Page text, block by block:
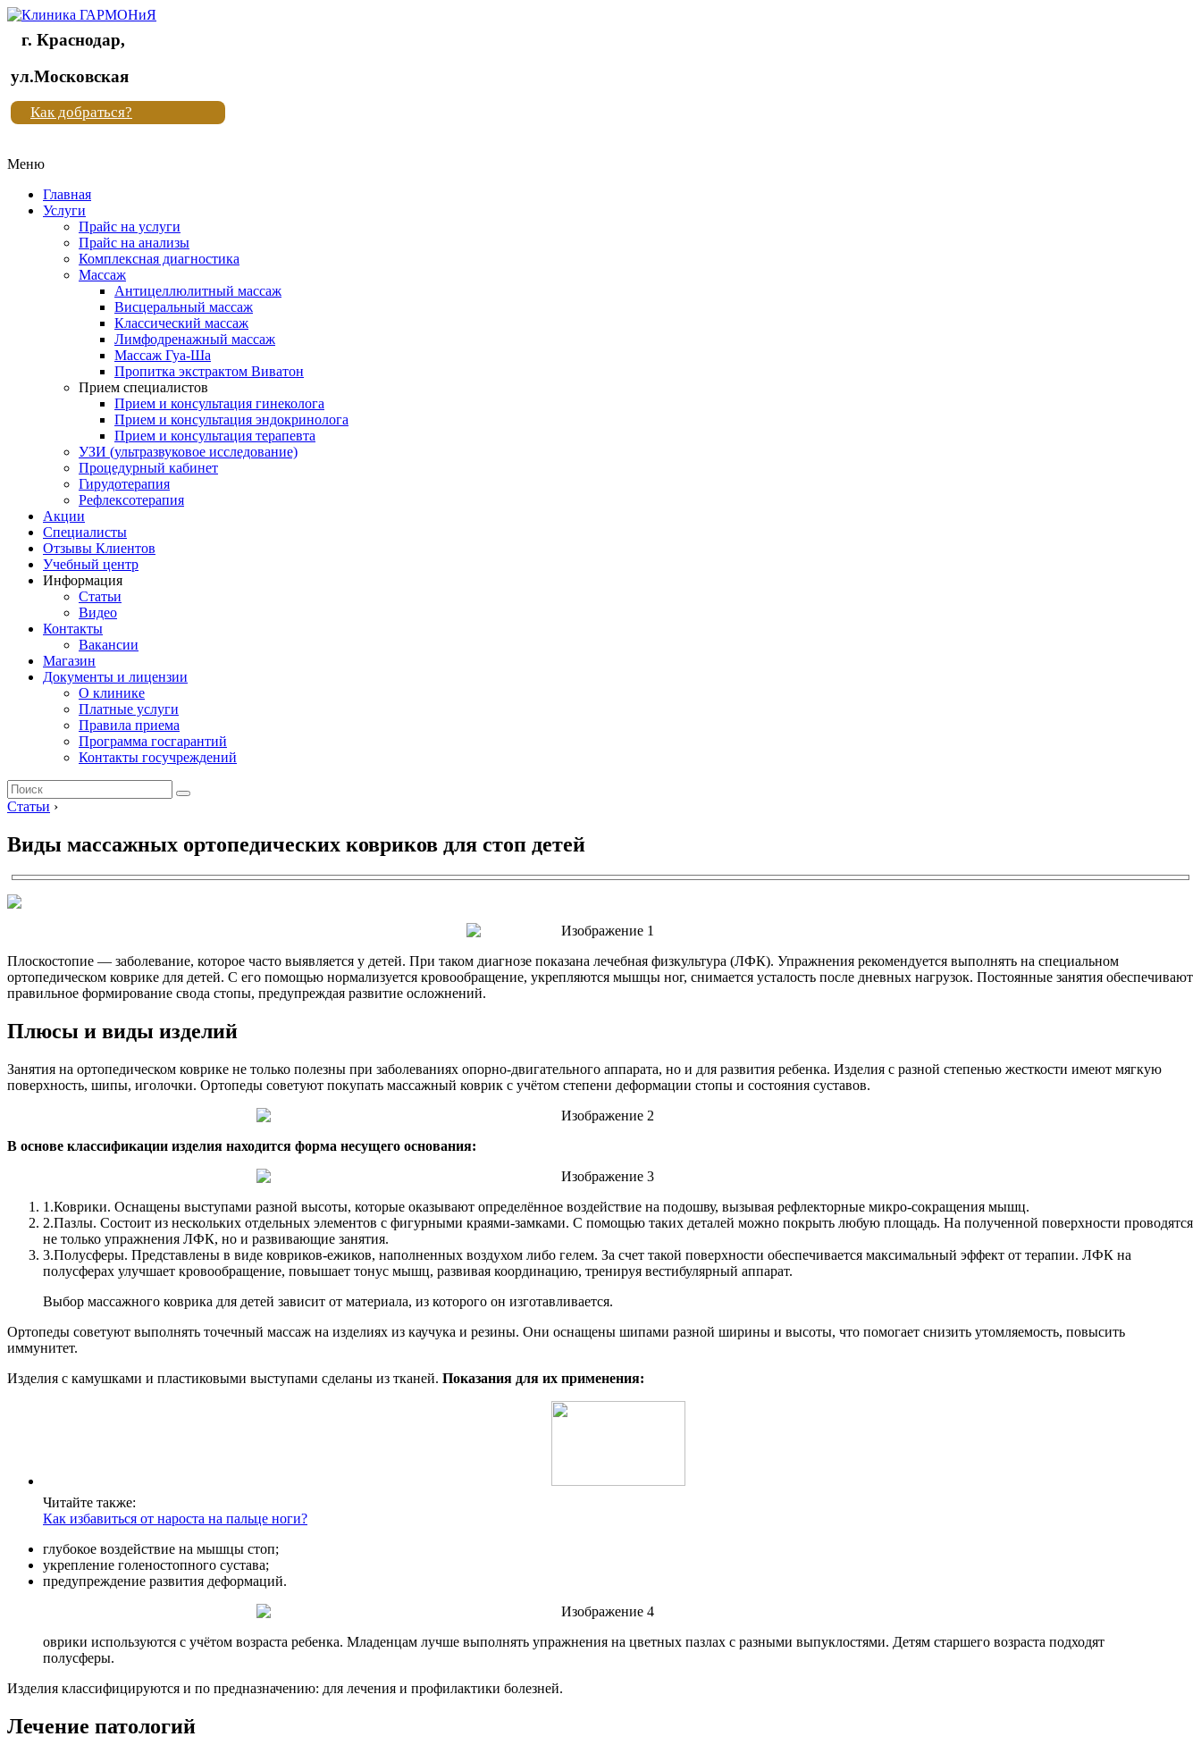
Клиника
"Новая
жизнь"
Клиника
жизнь"
г. Краснодар,
ул.Московская
Как добраться?
Меню
Главная
Услуги
Прайс на услуги
Прайс на анализы
Комплексная диагностика
Массаж
Антицеллюлитный массаж
Висцеральный массаж
Классический массаж
Лимфодренажный массаж
Массаж Гуа-Ша
Пропитка экстрактом Виватон
Прием специалистов
Прием и консультация гинеколога
Прием и консультация эндокринолога
Прием и консультация терапевта
УЗИ (ультразвуковое исследование)
Процедурный кабинет
Гирудотерапия
Рефлексотерапия
Акции
Специалисты
Отзывы Клиентов
Учебный центр
Информация
Статьи
Видео
Контакты
Вакансии
Магазин
Документы и лицензии
О клинике
Платные услуги
Правила приема
Программа госгарантий
Контакты госучреждений
Статьи ›
Виды массажных ортопедических ковриков для стоп детей
Плоскостопие — заболевание, которое часто выявляется у детей. При таком диагнозе показана лечебная физкультура (ЛФК). Упражнения рекомендуется выполнять на специальном
ортопедическом коврике для детей. С его помощью нормализуется кровообращение, укрепляются мышцы ног, снимается усталость после дневных нагрузок. Постоянные занятия обеспечивают
правильное формирование свода стопы, предупреждая развитие осложнений.
Плюсы и виды изделий
Занятия на ортопедическом коврике не только полезны при заболеваниях опорно-двигательного аппарата, но и для развития ребенка. Изделия с разной степенью жесткости имеют мягкую
поверхность, шипы, иголочки. Ортопеды советуют покупать массажный коврик с учётом степени деформации стопы и состояния суставов.
В основе классификации изделия находится форма несущего основания:
1.Коврики. Оснащены выступами разной высоты, которые оказывают определённое воздействие на подошву, вызывая рефлекторные микро-сокращения мышц.
2.Пазлы. Состоит из нескольких отдельных элементов с фигурными краями-замками. С помощью таких деталей можно покрыть любую площадь. На полученной поверхности проводятся
не только упражнения ЛФК, но и развивающие занятия.
3.Полусферы. Представлены в виде ковриков-ежиков, наполненных воздухом либо гелем. За счет такой поверхности обеспечивается максимальный эффект от терапии. ЛФК на
полусферах улучшает кровообращение, повышает тонус мышц, развивая координацию, тренируя вестибулярный аппарат.
Выбор массажного коврика для детей зависит от материала, из которого он изготавливается.
Ортопеды советуют выполнять точечный массаж на изделиях из каучука и резины. Они оснащены шипами разной ширины и высоты, что помогает снизить утомляемость, повысить
иммунитет.
Изделия с камушками и пластиковыми выступами сделаны из тканей. Показания для их применения:
Читайте также:
Как избавиться от нароста на пальце ноги?
глубокое воздействие на мышцы стоп;
укрепление голеностопного сустава;
предупреждение развития деформаций.
оврики используются с учётом возраста ребенка. Младенцам лучше выполнять упражнения на цветных пазлах с разными выпуклостями. Детям старшего возраста подходят
полусферы.
Изделия классифицируются и по предназначению: для лечения и профилактики болезней.
Лечение патологий